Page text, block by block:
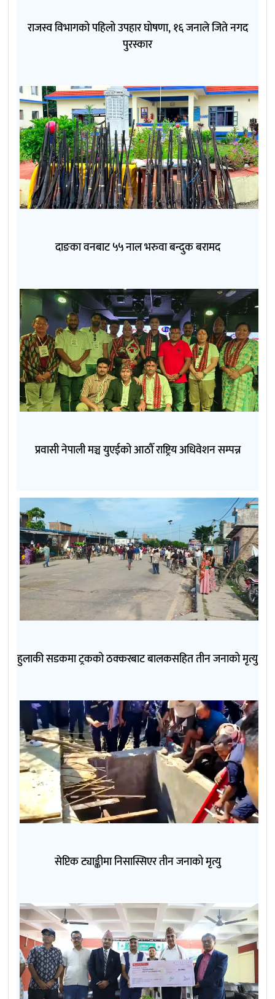
राजस्व विभागको पहिलो उपहार घोषणा, १६ जनाले जिते नगद
पुरस्कार
दाङका वनबाट ५५ नाल भरुवा बन्दुक बरामद
प्रवासी नेपाली मञ्च युएईको आठौँ राष्ट्रिय अधिवेशन सम्पन्न
हुलाकी सडकमा ट्रकको ठक्करबाट बालकसहित तीन जनाको मृत्यु
सेप्टिक ट्याङ्कीमा निसास्सिएर तीन जनाको मृत्यु